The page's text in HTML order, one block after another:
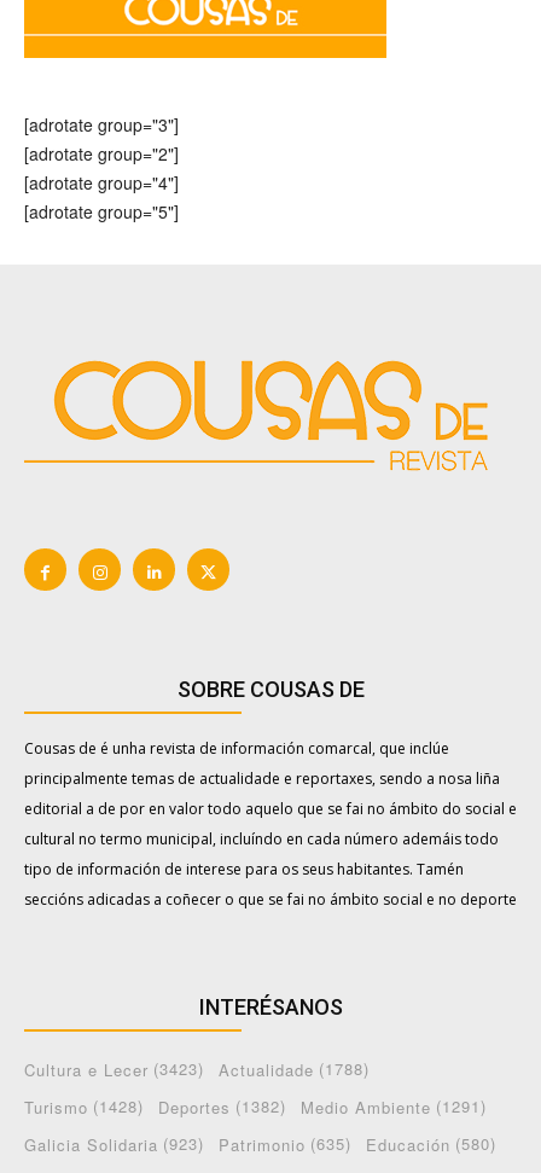
[adrotate group="3"]
[adrotate group="2"]
[adrotate group="4"]
[adrotate group="5"]
SOBRE COUSAS DE
Cousas de é unha revista de información comarcal, que inclúe
principalmente temas de actualidade e reportaxes, sendo a nosa liña
editorial a de por en valor todo aquelo que se fai no ámbito do social e
cultural no termo municipal, incluíndo en cada número ademáis todo
tipo de información de interese para os seus habitantes. Tamén
seccións adicadas a coñecer o que se fai no ámbito social e no deporte
INTERÉSANOS
Cultura e Lecer (3423) Actualidade (1788)
Turismo (1428) Deportes (1382) Medio Ambiente (1291)
Galicia Solidaria (923) Patrimonio (635) Educación (580)